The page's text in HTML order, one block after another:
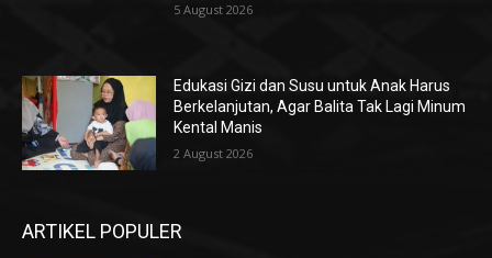
5 August 2026
Edukasi Gizi dan Susu untuk Anak Harus
Berkelanjutan, Agar Balita Tak Lagi Minum
Kental Manis
2 August 2026
ARTIKEL POPULER